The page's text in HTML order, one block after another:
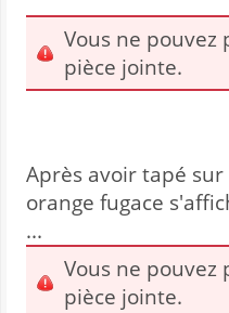
Vous ne pouvez
pièce jointe.
Après avoir tapé
orange fugace
...
Vous ne pouvez
pièce jointe.